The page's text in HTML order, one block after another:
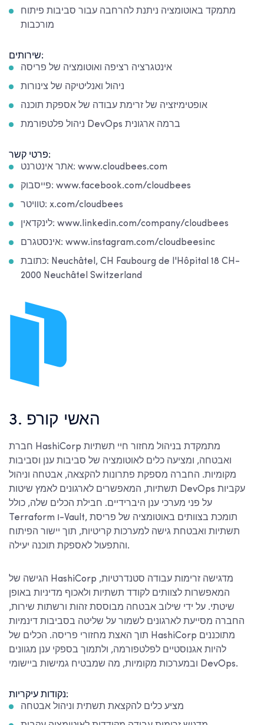
מתמקד באוטומציה ניתנת להרחבה עבור סביבות פיתוח
מורכבות
שירותים:
אינטגרציה רציפה ואוטומציה של פריסה
ניהול ואנליטיקה של צינורות
אופטימיזציה של זרימת עבודה של אספקת תוכנה
ניהול פלטפורמת DevOps ברמה ארגונית
פרטי קשר:
אתר אינטרנט: www.cloudbees.com
פייסבוק: www.facebook.com/cloudbees
טוויטר: x.com/cloudbees
לינקדאין: www.linkedin.com/company/cloudbees
אינסטגרם: www.instagram.com/cloudbeesinc
כתובת: Neuchâtel, CH Faubourg de l'Hôpital 18 CH-
2000 Neuchâtel Switzerland
3. האשי קורפ
חברת HashiCorp מתמקדת בניהול מחזור חיי תשתיות
ואבטחה, ומציעה כלים לאוטומציה של סביבות ענן וסביבות
מקומיות. החברה מספקת פתרונות להקצאה, אבטחה וניהול
תשתיות, המאפשרים לארגונים לאמץ שיטות DevOps עקביות
על פני מערכי ענן היברידיים. חבילת הכלים שלה, כולל
Terraform ו-Vault, תומכת בצוותים באוטומציה של פריסת
תשתיות ואבטחת גישה למערכות קריטיות, תוך יישור הפיתוח
והתפעול לאספקת תוכנה יעילה.
הגישה של HashiCorp מדגישה זרימות עבודה סטנדרטיות,
המאפשרות לצוותים לקודד תשתיות ולאכוף מדיניות באופן
שיטתי. על ידי שילוב אבטחה מבוססת זהות ורשתות שירות,
החברה מסייעת לארגונים לשמור על שליטה בסביבות דינמיות
תוך האצת מחזורי פריסה. הכלים של HashiCorp מתוכננים
להיות אגנוסטיים לפלטפורמה, ולתמוך בספקי ענן מגוונים
ובמערכות מקומיות, מה שמבטיח גמישות ביישומי DevOps.
נקודות עיקריות:
מציע כלים להקצאת תשתית וניהול אבטחה